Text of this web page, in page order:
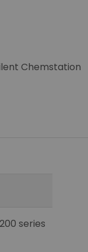
Chemstation
series